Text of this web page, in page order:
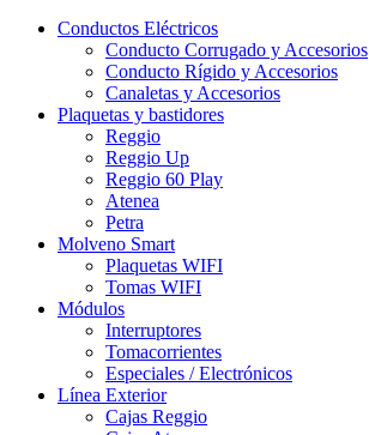
Conductos Eléctricos
Conducto Corrugado y Accesorios
Conducto Rígido y Accesorios
Canaletas y Accesorios
Plaquetas y bastidores
Reggio
Reggio Up
Reggio 60 Play
Atenea
Petra
Molveno Smart
Plaquetas WIFI
Tomas WIFI
Módulos
Interruptores
Tomacorrientes
Especiales / Electrónicos
Línea Exterior
Cajas Reggio